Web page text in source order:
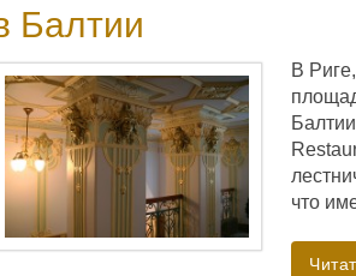
Балтии
В
что